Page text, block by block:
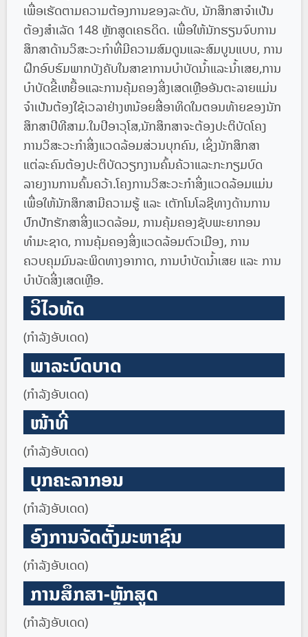
ເພື່ອ​ເຮັດ​ຕາມ​ຄວາມ​ຕ້ອງ​ການ​ຂອງ​ລະ​ດັບ​, ນັກ​ສຶກ​ສາ​ຈໍາ​ເປັນ​
ຕ້ອງ​ສໍາ​ເລັດ 148 ຫຼັກ​ສູດ​ເຄຣ​ດິດ​. ເພື່ອໃຫ້ນັກຮຽນຈົບການ
ສຶກສາດ້ານວິສະວະກໍາທີ່ມີຄວາມສົມດູນແລະສົມບູນແບບ, ການ
ຝຶກອົບຮົມພາກບັງຄັບໃນສາຂາການບໍາບັດນ້ໍາແລະນ້ໍາເສຍ,ການ
ບໍາບັດຂີ້ເຫຍື້ອແລະການຄຸ້ມຄອງສິ່ງເສດເຫຼືອອັນຕະລາຍແມ່ນ
ຈໍາເປັນຕ້ອງໃຊ້ເວລາຢ່າງຫນ້ອຍສີ່ອາທິດໃນຕອນທ້າຍຂອງນັກ
ສຶກສາປີທີສາມ.ໃນປີອາວຸໂສ,ນັກສຶກສາຈະຕ້ອງປະຕິບັດໂຄງ
ການວິສະວະກໍາສິ່ງແວດລ້ອມສ່ວນບຸກຄົນ, ເຊິ່ງນັກສຶກສາ
ແຕ່ລະຄົນຕ້ອງປະຕິບັດວຽກງານຄົ້ນຄ້ວາແລະກະກຽມບົດ
ລາຍງານການຄົ້ນຄວ້າ.ໂຄງການວິສະວະກຳສິ່ງແວດລ້ອມແມ່ນ
ເພື່ອໃຫ້ນັກສຶກສາມີຄວາມຮູ້ ແລະ ເຕັກໂນໂລຊີທາງດ້ານການ
ປົກປັກຮັກສາສິ່ງແວດລ້ອມ, ການຄຸ້ມຄອງຊັບພະຍາກອນ
ທຳມະຊາດ, ການຄຸ້ມຄອງສິ່ງແວດລ້ອມຕົວເມືອງ, ການ
ຄວບຄຸມມົນລະພິດທາງອາກາດ, ການບຳບັດນ້ຳເສຍ ແລະ ການ
ບຳບັດສິ່ງເສດເຫຼືອ.
ວິໄວທັດ
(ກໍາລັງອັບເດດ)
ພາລະບົດບາດ
(ກໍາລັງອັບເດດ)
ໜ້າທີ່
(ກໍາລັງອັບເດດ)
ບຸກຄະລາກອນ
(ກໍາລັງອັບເດດ)
ອົງການຈັດຕັ້ງມະຫາຊົນ
(ກໍາລັງອັບເດດ)
ການສຶກສາ-ຫຼັກສູດ
(ກໍາລັງອັບເດດ)